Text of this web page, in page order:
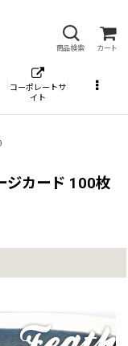
商品検索 カート
コーポレートサ
イト
ジカード 100枚